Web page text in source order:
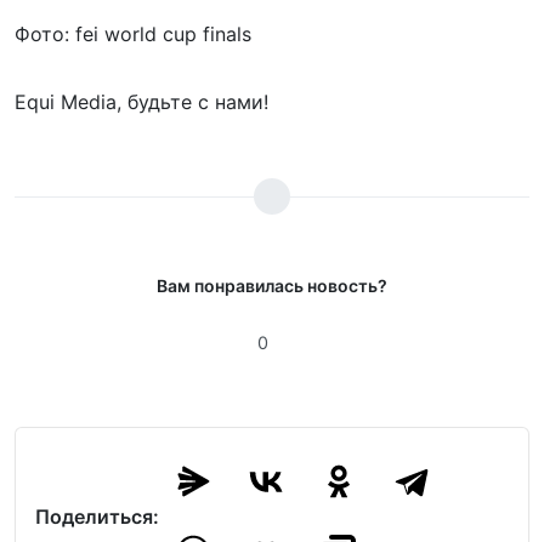
Фото: fei world cup finals
Equi Media, будьте с нами!
Вам понравилась новость?
0
Поделиться: